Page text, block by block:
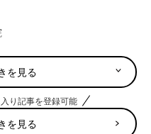
考える（笑）
を見る
り記事を登録可能
を見る